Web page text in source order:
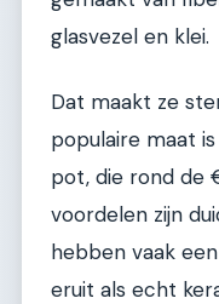
glasvezel en klei.
Dat maakt ze
populaire maat
pot, die rond de
voordelen zijn
hebben vaak
eruit als echt